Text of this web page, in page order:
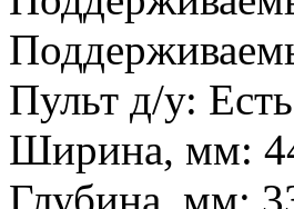
Пульт д/у: Есть
Ширина, мм:
Глубина, мм: